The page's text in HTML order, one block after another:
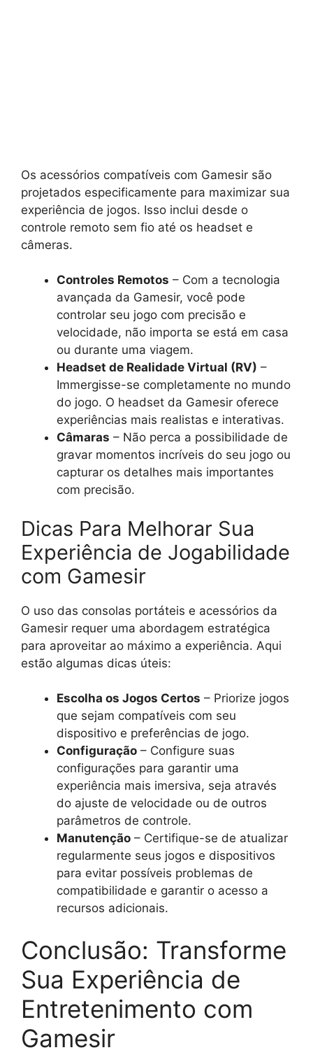
Os acessórios compatíveis com Gamesir são
projetados especificamente para maximizar sua
experiência de jogos. Isso inclui desde o
controle remoto sem fio até os headset e
câmeras.
Controles Remotos – Com a tecnologia
avançada da Gamesir, você pode
controlar seu jogo com precisão e
velocidade, não importa se está em casa
ou durante uma viagem.
Headset de Realidade Virtual (RV) –
Immergisse-se completamente no mundo
do jogo. O headset da Gamesir oferece
experiências mais realistas e interativas.
Câmaras – Não perca a possibilidade de
gravar momentos incríveis do seu jogo ou
capturar os detalhes mais importantes
com precisão.
Dicas Para Melhorar Sua
Experiência de Jogabilidade
com Gamesir
O uso das consolas portáteis e acessórios da
Gamesir requer uma abordagem estratégica
para aproveitar ao máximo a experiência. Aqui
estão algumas dicas úteis:
Escolha os Jogos Certos – Priorize jogos
que sejam compatíveis com seu
dispositivo e preferências de jogo.
Configuração – Configure suas
configurações para garantir uma
experiência mais imersiva, seja através
do ajuste de velocidade ou de outros
parâmetros de controle.
Manutenção – Certifique-se de atualizar
regularmente seus jogos e dispositivos
para evitar possíveis problemas de
compatibilidade e garantir o acesso a
recursos adicionais.
Conclusão: Transforme
Sua Experiência de
Entretenimento com
Gamesir